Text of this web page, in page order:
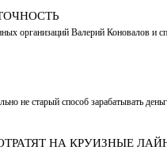
организаций Валерий Коновалов
не старый способ зарабатывать
НА КРУИЗНЫЕ